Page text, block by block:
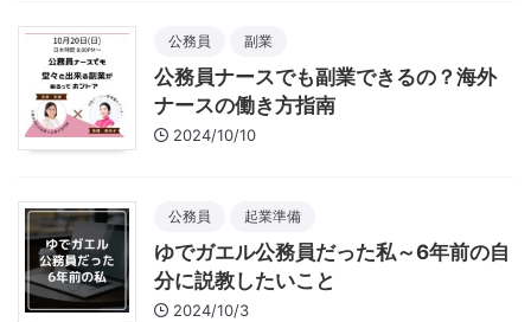
公務員 副業
公務員ナースでも副業できるの？海外
ナースの働き方指南
2024/10/10
公務員 起業準備
ゆでガエル公務員だった私～6年前の自
分に説教したいこと
2024/10/3